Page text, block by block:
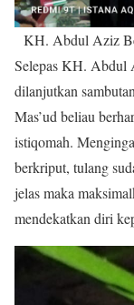
KH. Abdul Aziz
Selepas KH. Abdul
dilanjutkan
Mas’ud beliau
istiqomah.
berkriput, tulang
jelas maka
mendekatkan diri